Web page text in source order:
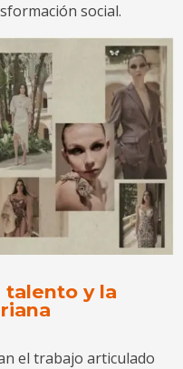
social.
talento y la
el trabajo articulado